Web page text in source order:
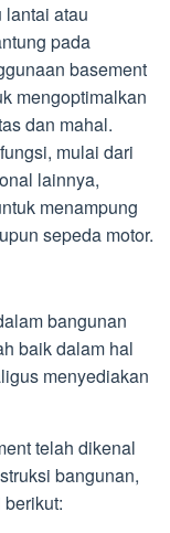
lantai atau
pada
basement
mengoptimalkan
dan mahal.
mulai dari
lainnya,
menampung
sepeda motor.
bangunan
baik dalam hal
menyediakan
telah dikenal
bangunan,